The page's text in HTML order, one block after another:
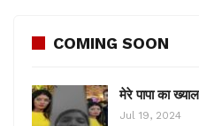
COMING SOON
मेरे पापा का
Jul 19, 2024